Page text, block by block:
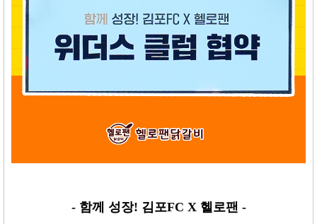
- 함께 성장! 김포FC X 헬로팬 -